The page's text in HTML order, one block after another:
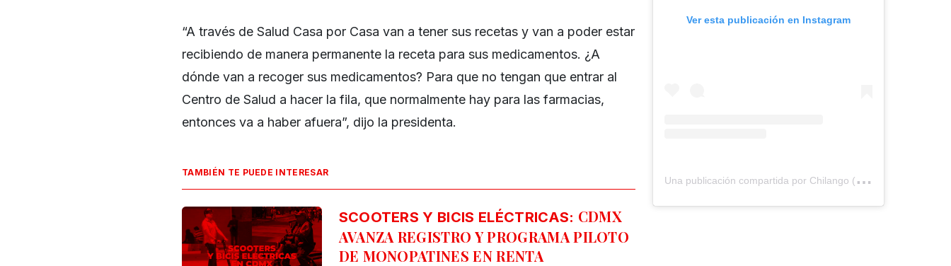
“A través de Salud Casa por Casa van a tener sus recetas y van a poder estar
recibiendo de manera permanente la receta para sus medicamentos. ¿A
dónde van a recoger sus medicamentos? Para que no tengan que entrar al
Centro de Salud a hacer la fila, que normalmente hay para las farmacias,
entonces va a haber afuera”, dijo la presidenta.
TAMBIÉN TE PUEDE INTERESAR
SCOOTERS Y BICIS ELÉCTRICAS: CDMX
AVANZA REGISTRO Y PROGRAMA PILOTO
DE MONOPATINES EN RENTA
Ver esta publicación en Instagram
U
na publicación compartida por Chilango (@chilangocom)